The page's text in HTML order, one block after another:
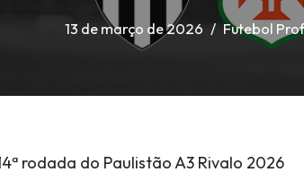
13 de março de 2026 Futebol
rodada do Paulistão A3 Rivalo 2026